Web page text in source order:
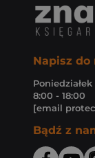
Napisz do
8:00 - 18:00
[email
Bądź z